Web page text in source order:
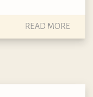
READ MORE